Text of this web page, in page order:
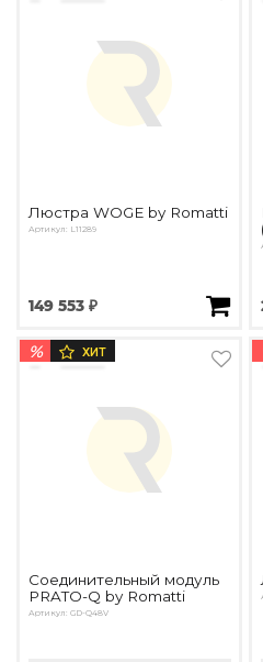
Люстра WOGE by Romatti
Артикул: L11289
149 553 ₽
% ХИТ
Соединительный модуль
PRATO-Q by Romatti
Артикул: GD-Q48V